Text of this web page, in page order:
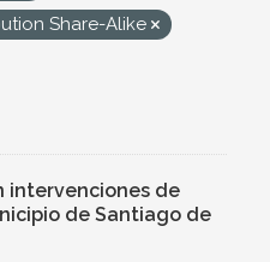
Share-Alike
intervenciones de
de Santiago de